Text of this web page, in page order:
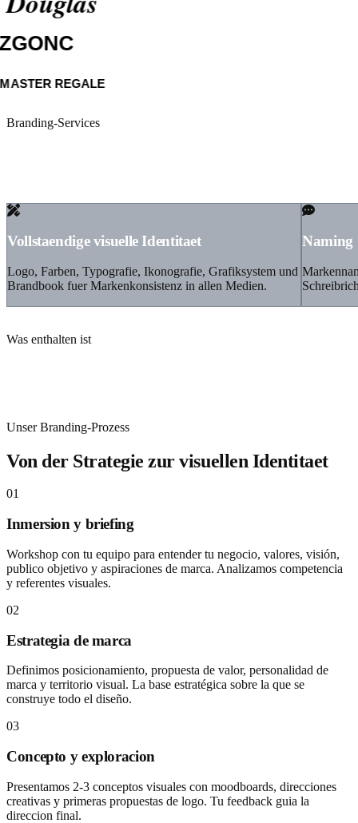
Siemens
Master Regale
Branding-Services
Vollstaendige visuelle Identitaet
Logo, Farben, Typografie, Ikonografie, Grafiksystem und
Brandbook fuer Markenkonsistenz in allen Medien.
Naming
Was enthalten ist
Unser Branding-Prozess
Von der Strategie zur visuellen Identitaet
01
Inmersion y briefing
Workshop con tu equipo para entender tu negocio, valores, visión,
publico objetivo y aspiraciones de marca. Analizamos competencia
y referentes visuales.
02
Estrategia de marca
Definimos posicionamiento, propuesta de valor, personalidad de
marca y territorio visual. La base estratégica sobre la que se
construye todo el diseño.
03
Concepto y exploracion
Presentamos 2-3 conceptos visuales con moodboards, direcciones
creativas y primeras propuestas de logo. Tu feedback guia la
direccion final.